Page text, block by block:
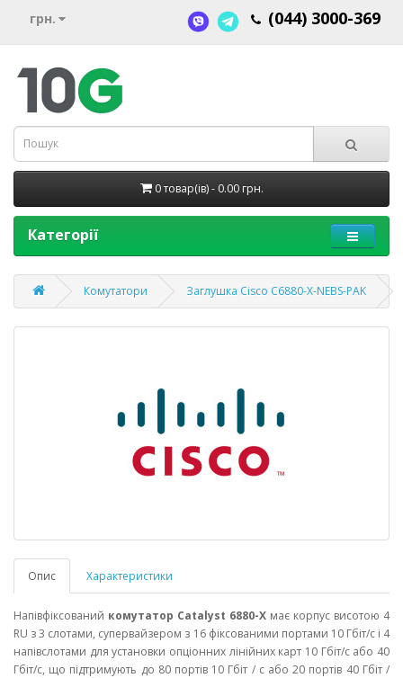
грн. (044) 3000-369
0 товар(ів) - 0.00 грн.
Категорії
Комутатори Заглушка Cisco C6880-X-NEBS-PAK
Опис Характеристики
Напівфіксований комутатор Catalyst 6880-X має корпус висотою 4
RU з 3 слотами, супервайзером з 16 фіксованими портами 10 Гбіт/с і 4
напівслотами для установки опціонних лінійних карт 10 Гбіт/с або 40
Гбіт/с, що підтримують до 80 портів 10 Гбіт / с або 20 портів 40 Гбіт /